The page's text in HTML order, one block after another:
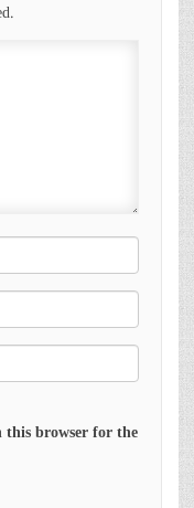
this browser for the